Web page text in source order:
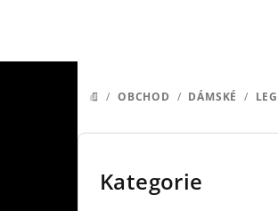
DOMŮ
/ OBCHOD / DÁMSKÉ /
P
Přeskočit
kategorie
Kategorie